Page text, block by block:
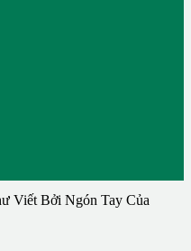
Viết Bởi Ngón Tay Của